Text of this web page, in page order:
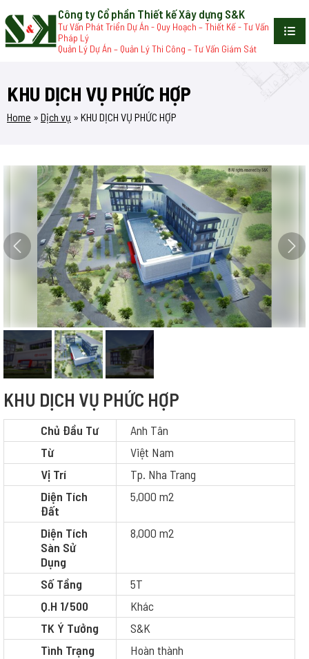
Công ty Cổ phần Thiết kế Xây dựng S&K
Tư Vấn Phát Triển Dự Án - Quy Hoạch – Thiết Kế - Tư Vấn
Pháp Lý
Quản Lý Dự Án – Quản Lý Thi Công – Tư Vấn Giám Sát
KHU DỊCH VỤ PHỨC HỢP
Home » Dịch vụ » KHU DỊCH VỤ PHỨC HỢP
KHU DỊCH VỤ PHỨC HỢP
Chủ Đầu Tư
Anh Tân
Từ
Việt Nam
Vị Trí
Tp. Nha Trang
Diện Tích
Đất
5,000 m2
Diện Tích
Sàn Sử
Dụng
8,000 m2
Số Tầng
5T
Q.H 1/500
Khác
TK Ý Tưởng
S&K
Tình Trạng
Hoàn thành